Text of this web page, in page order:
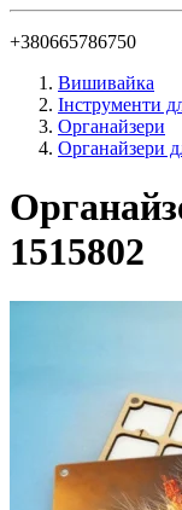
+380665786750
Вишивайка
Інструменти
Органайзери
Органайзери
1515802